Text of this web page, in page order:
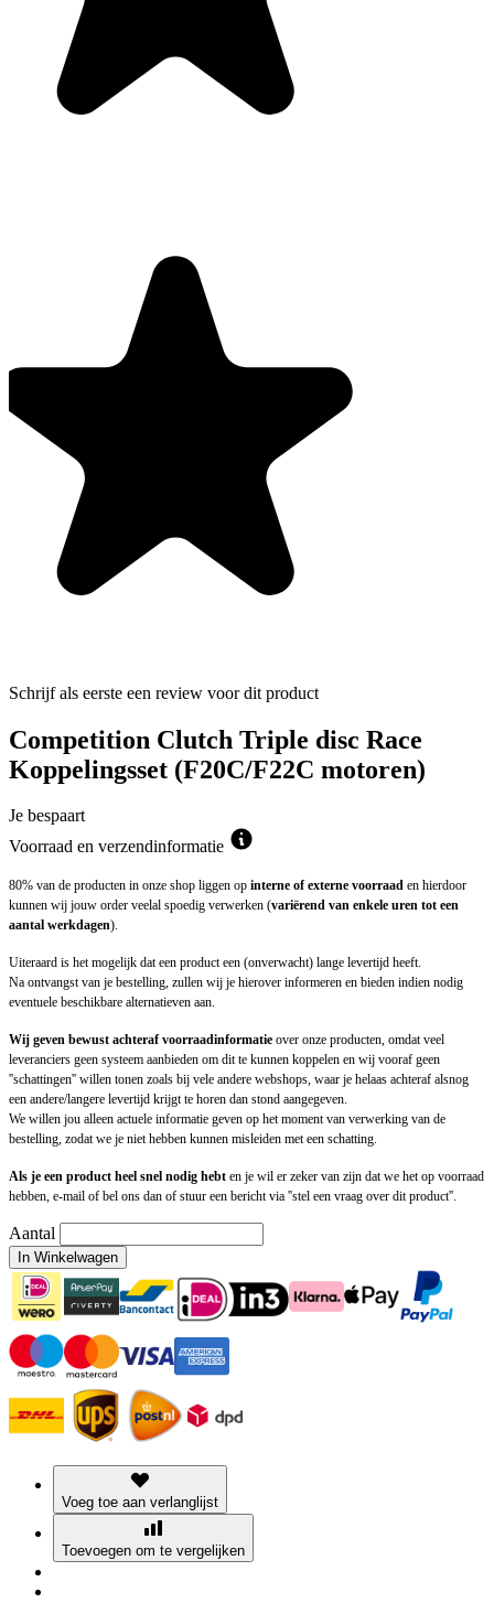
Schrijf als eerste een review voor dit product
Competition Clutch Triple disc Race
Koppelingsset (F20C/F22C motoren)
Je bespaart
Voorraad en verzendinformatie
80% van de producten in onze shop liggen op interne of externe voorraad en hierdoor
kunnen wij jouw order veelal spoedig verwerken (variërend van enkele uren tot een
aantal werkdagen).
Uiteraard is het mogelijk dat een product een (onverwacht) lange levertijd heeft.
Na ontvangst van je bestelling, zullen wij je hierover informeren en bieden indien nodig
eventuele beschikbare alternatieven aan.
Wij geven bewust achteraf voorraadinformatie over onze producten, omdat veel
leveranciers geen systeem aanbieden om dit te kunnen koppelen en wij vooraf geen
''schattingen'' willen tonen zoals bij vele andere webshops, waar je helaas achteraf alsnog
een andere/langere levertijd krijgt te horen dan stond aangegeven.
We willen jou alleen actuele informatie geven op het moment van verwerking van de
bestelling, zodat we je niet hebben kunnen misleiden met een schatting.
Als je een product heel snel nodig hebt en je wil er zeker van zijn dat we het op voorraad
hebben, e-mail of bel ons dan of stuur een bericht via ''stel een vraag over dit product''.
Aantal
In Winkelwagen
Voeg toe aan verlanglijst
Toevoegen om te vergelijken